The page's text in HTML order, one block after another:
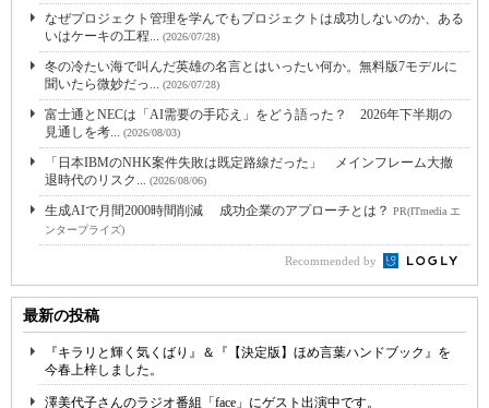
なぜプロジェクト管理を学んでもプロジェクトは成功しないのか、ある
いはケーキの工程... (2026/07/28)
冬の冷たい海で叫んだ英雄の名言とはいったい何か。無料版7モデルに
聞いたら微妙だっ... (2026/07/28)
富士通とNECは「AI需要の手応え」をどう語った？ 2026年下半期の
見通しを考... (2026/08/03)
「日本IBMのNHK案件失敗は既定路線だった」 メインフレーム大撤
退時代のリスク... (2026/08/06)
生成AIで月間2000時間削減 成功企業のアプローチとは？ PR(ITmedia エ
ンタープライズ)
Recommended by
最新の投稿
『キラリと輝く気くばり』＆『【決定版】ほめ言葉ハンドブック』を
今春上梓しました。
澤美代子さんのラジオ番組「face」にゲスト出演中です。